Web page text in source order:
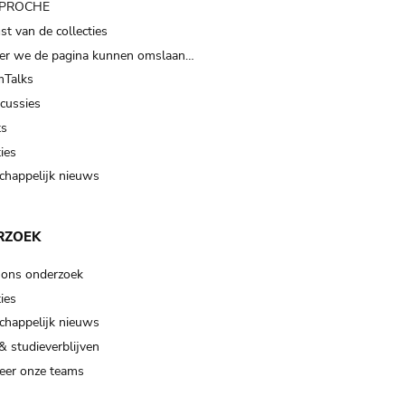
van de collecties
we de pagina kunnen omslaan…
nieuws
onderzoek
nieuws
studieverblijven
onze teams